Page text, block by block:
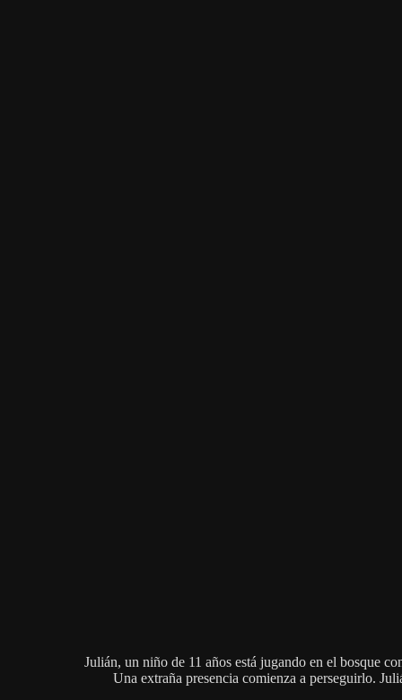
Julián, un niño de 11 años está jugando en el bosque
Una extraña presencia comienza a perseguirlo.